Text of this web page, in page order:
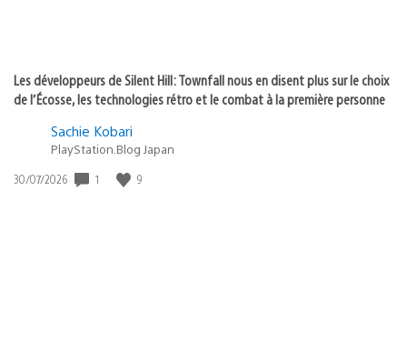
Les développeurs de Silent Hill: Townfall nous en disent plus sur le choix
de l’Écosse, les technologies rétro et le combat à la première personne
Sachie Kobari
PlayStation.Blog Japan
Date
30/07/2026 1 9